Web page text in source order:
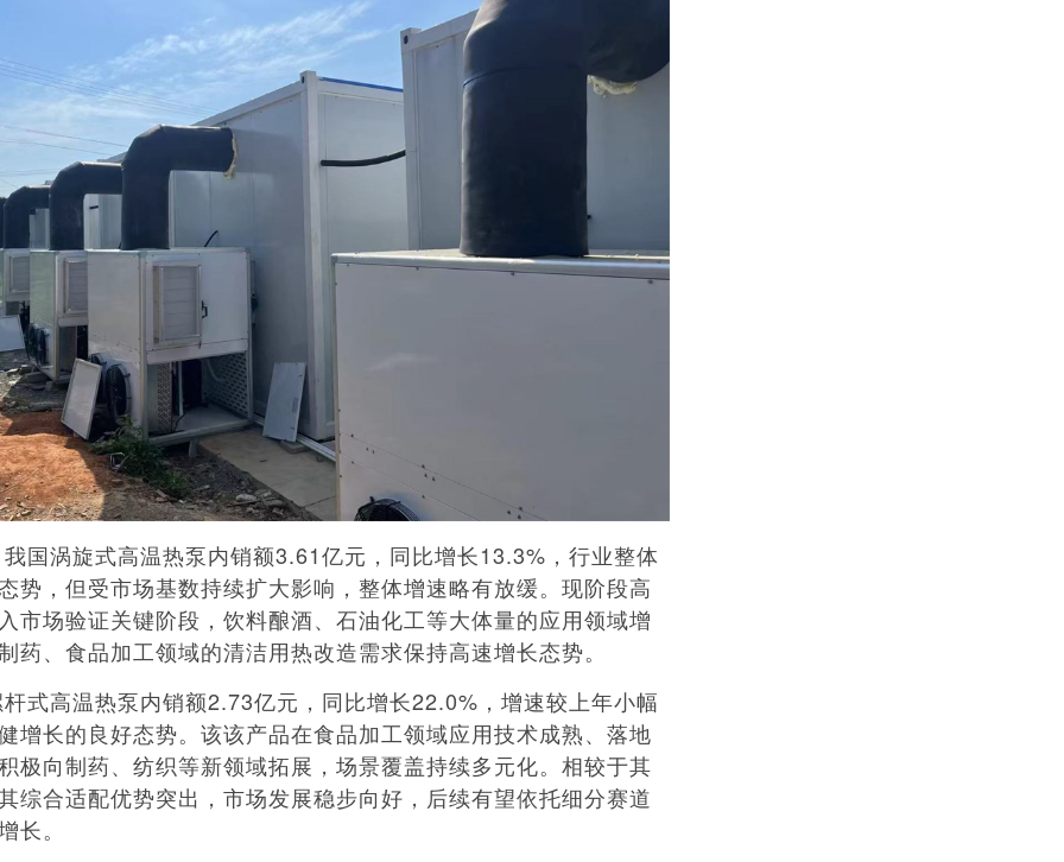
涡旋式高温热泵内销额3.61亿元，同比增长13.3%，行业整体
势，但受市场基数持续扩大影响，整体增速略有放缓。现阶段高
市场验证关键阶段，饮料酿酒、石油化工等大体量的应用领域增
药、食品加工领域的清洁用热改造需求保持高速增长态势。
高温热泵内销额2.73亿元，同比增长22.0%，增速较上年小幅
增长的良好态势。该该产品在食品加工领域应用技术成熟、落地
极向制药、纺织等新领域拓展，场景覆盖持续多元化。相较于其
综合适配优势突出，市场发展稳步向好，后续有望依托细分赛道
长。